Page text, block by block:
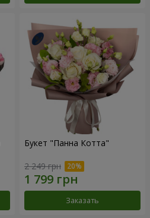
Букет "Панна Котта"
2 249 грн
Заказать